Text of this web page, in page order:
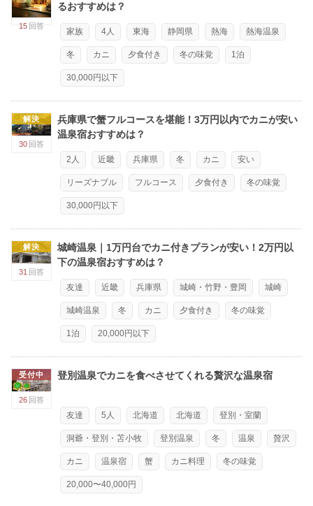
15 回答
るおすすめは？
家族 4人 東海 静岡県 熱海 熱海温泉
冬 カニ 夕食付き 冬の味覚 1泊
30,000円以下
解決
30 回答
兵庫県で蟹フルコースを堪能！3万円以内でカニが安い
温泉宿おすすめは？
2人 近畿 兵庫県 冬 カニ 安い
リーズナブル フルコース 夕食付き 冬の味覚
30,000円以下
解決
31 回答
城崎温泉｜1万円台でカニ付きプランが安い！2万円以
下の温泉宿おすすめは？
友達 近畿 兵庫県 城崎・竹野・豊岡 城崎
城崎温泉 冬 カニ 夕食付き 冬の味覚
1泊 20,000円以下
受付中
26 回答
登別温泉でカニを食べさせてくれる贅沢な温泉宿
友達 5人 北海道 北海道 登別・室蘭
洞爺・登別・苫小牧 登別温泉 冬 温泉 贅沢
カニ 温泉宿 蟹 カニ料理 冬の味覚
20,000〜40,000円